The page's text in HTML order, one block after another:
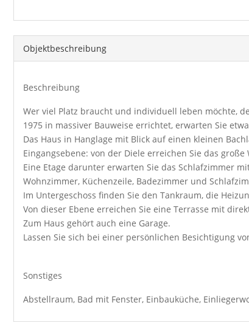
Objekt­beschreibung
Beschreibung
Wer viel Platz braucht und individuell leben möchte,
1975 in massiver Bauweise errichtet, erwarten Sie
Das Haus in Hanglage mit Blick auf einen kleinen
Eingangsebene: von der Diele erreichen Sie das
Eine Etage darunter erwarten Sie das Schlafzimmer
Wohnzimmer, Küchenzeile, Badezimmer und
Im Untergeschoss finden Sie den Tankraum, die
Von dieser Ebene erreichen Sie eine Terrasse mit
Zum Haus gehört auch eine Garage.
Lassen Sie sich bei einer persönlichen Besichtigung
Sonstiges
Abstellraum, Bad mit Fenster, Einbauküche,